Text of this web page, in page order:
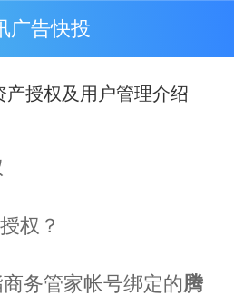
广告快投
产授权及用户管理介绍
权？
务管家帐号绑定的腾